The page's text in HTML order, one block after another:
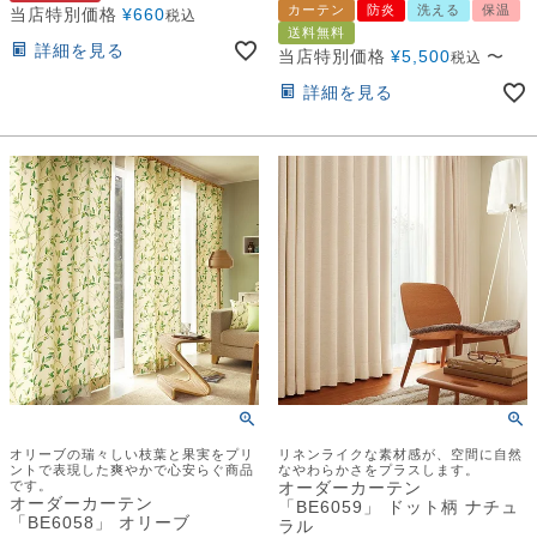
当店特別価格 ¥660税込
詳細を見る
カーテン 防炎 洗える
保温
送料無料
当店特別価格 ¥5,500税込 〜
詳細を見る
オリーブの瑞々しい枝葉と果実をプリ
ントで表現した爽やかで心安らぐ商品
です。
オーダーカーテン
「BE6058」 オリーブ
リネンライクな素材感が、空間に自然
なやわらかさをプラスします。
オーダーカーテン
「BE6059」 ドット柄 ナチュ
ラル